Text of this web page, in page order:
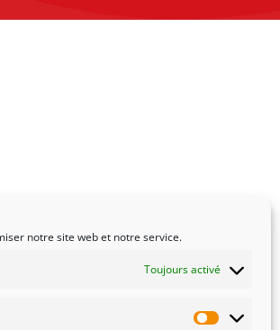
notre site web et notre service.
Toujours activé